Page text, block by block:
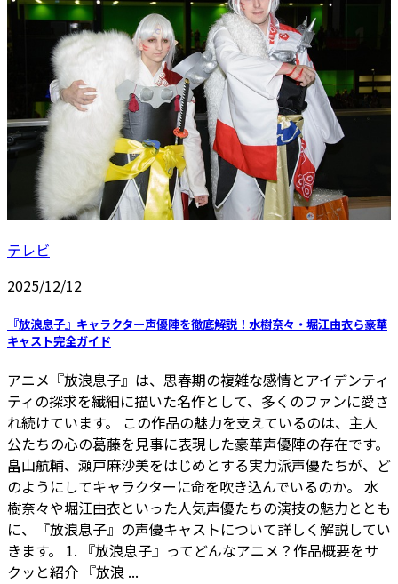
テレビ
2025/12/12
『放浪息子』キャラクター声優陣を徹底解説！水樹奈々・堀江由衣ら豪華
キャスト完全ガイド
アニメ『放浪息子』は、思春期の複雑な感情とアイデンティ
ティの探求を繊細に描いた名作として、多くのファンに愛さ
れ続けています。 この作品の魅力を支えているのは、主人
公たちの心の葛藤を見事に表現した豪華声優陣の存在です。
畠山航輔、瀬戸麻沙美をはじめとする実力派声優たちが、ど
のようにしてキャラクターに命を吹き込んでいるのか。 水
樹奈々や堀江由衣といった人気声優たちの演技の魅力ととも
に、『放浪息子』の声優キャストについて詳しく解説してい
きます。 1. 『放浪息子』ってどんなアニメ？作品概要をサ
クッと紹介 『放浪 ...